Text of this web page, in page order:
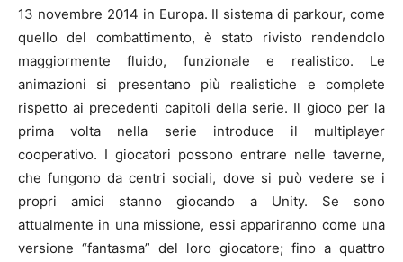
13 novembre 2014 in Europa. Il sistema di parkour, come
quello del combattimento, è stato rivisto rendendolo
maggiormente fluido, funzionale e realistico. Le
animazioni si presentano più realistiche e complete
rispetto ai precedenti capitoli della serie. Il gioco per la
prima volta nella serie introduce il multiplayer
cooperativo. I giocatori possono entrare nelle taverne,
che fungono da centri sociali, dove si può vedere se i
propri amici stanno giocando a Unity. Se sono
attualmente in una missione, essi appariranno come una
versione “fantasma” del loro giocatore; fino a quattro